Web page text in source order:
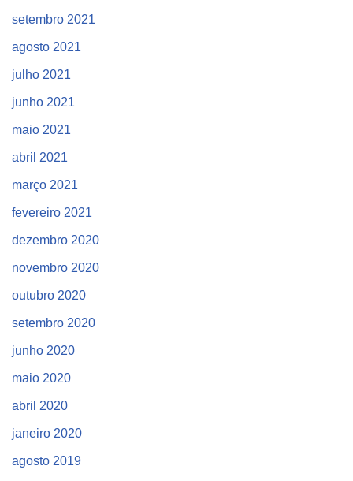
setembro 2021
agosto 2021
julho 2021
junho 2021
maio 2021
abril 2021
março 2021
fevereiro 2021
dezembro 2020
novembro 2020
outubro 2020
setembro 2020
junho 2020
maio 2020
abril 2020
janeiro 2020
agosto 2019